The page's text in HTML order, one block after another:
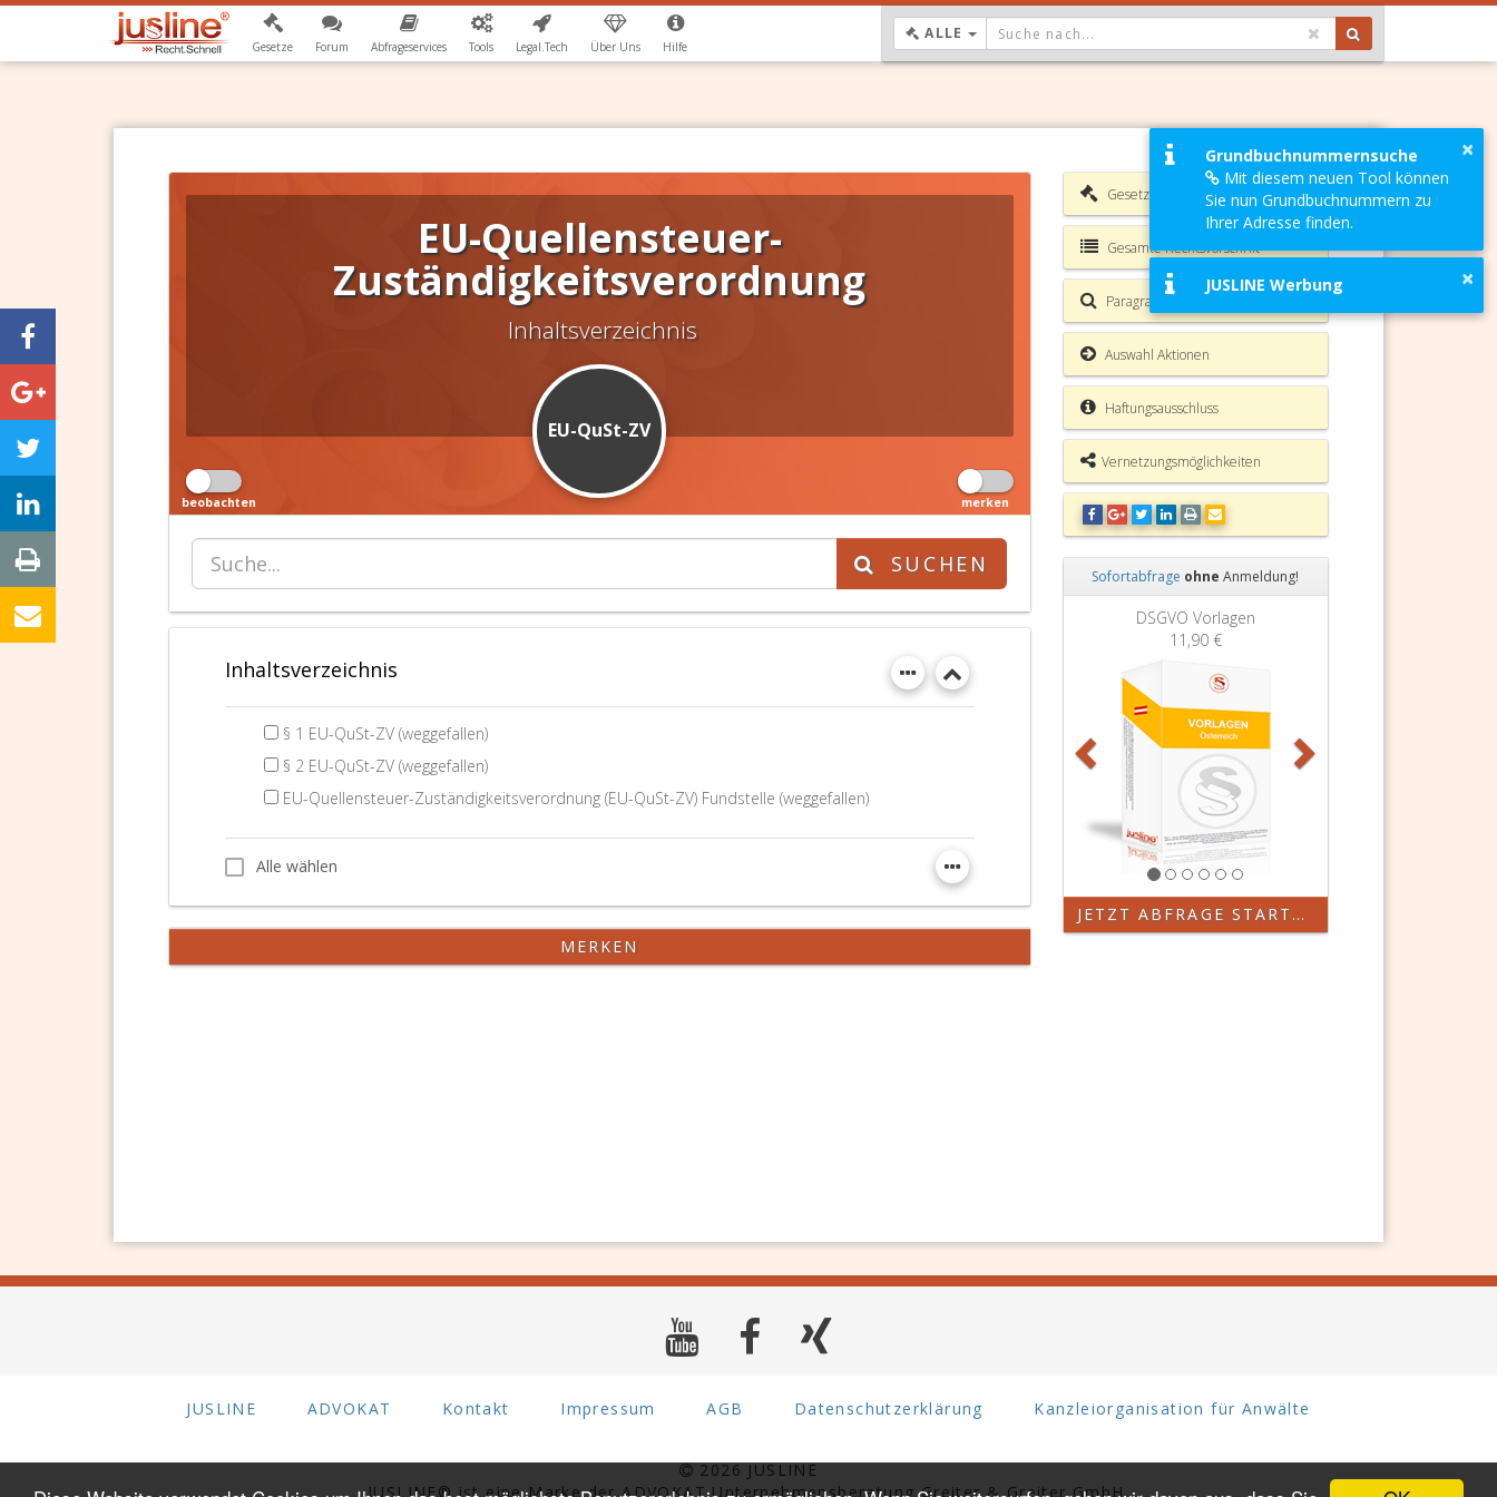
Gesetze Forum Abfrageservices Tools Legal.Tech Über Uns Hilfe
ALLE DROPDOWN: GEWÄHLTER WERT IST ALLE
EU-Quellensteuer-
Zuständigkeitsverordnung
Inhaltsverzeichnis
EU-QuSt-ZV
beobachten merken
SUCHEN
Inhaltsverzeichnis
§ 1 EU-QuSt-ZV (weggefallen)
§ 2 EU-QuSt-ZV (weggefallen)
EU-Quellensteuer-Zuständigkeitsverordnung (EU-QuSt-ZV) Fundstelle (weggefallen)
Alle wählen
Alle wählen
MERKEN
Gesetzesverzeichnis
Gesamte Rechtsvorschrift
Paragrafen Volltextsuche
Auswahl Aktionen
Haftungsausschluss
Vernetzungsmöglichkeiten
Sofortabfrage ohne Anmeldung!
DSGVO Vorlagen
11,90 €
Zurück
JETZT ABFRAGE STARTEN
JUSLINE ADVOKAT Kontakt Impressum AGB Datenschutzerklärung Kanzleiorganisation für Anwälte
2026 JUSLINE
JUSLINE® ist eine Marke der ADVOKAT Unternehmensberatung Greiter & Greiter GmbH.
×
Grundbuchnummernsuche
Mit diesem neuen Tool können
Sie nun Grundbuchnummern zu
Ihrer Adresse finden.
×
JUSLINE Werbung